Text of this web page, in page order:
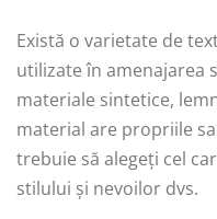
Există o varietate de
utilizate în amenajarea
materiale sintetice,
material are propriile
trebuie să alegeți cel
stilului și nevoilor dvs.